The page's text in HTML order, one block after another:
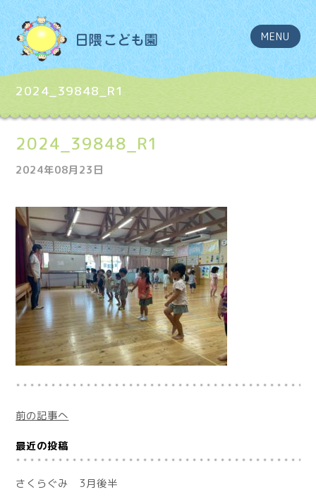
MENU
2024_39848_R1
2024_39848_R1
2024年08月23日
前の記事へ
最近の投稿
さくらぐみ 3月後半